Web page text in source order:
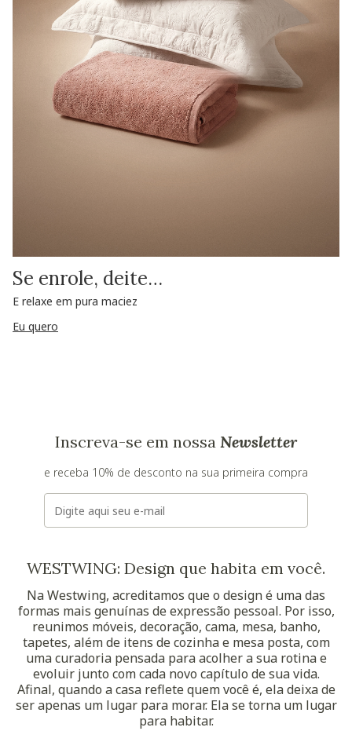
Se enrole, deite…
E relaxe em pura maciez
Eu quero
Inscreva-se em nossa Newsletter
e receba 10% de desconto na sua primeira compra
E-mail
WESTWING: Design que habita em você.
Na Westwing, acreditamos que o design é uma das
formas mais genuínas de expressão pessoal. Por isso,
reunimos móveis, decoração, cama, mesa, banho,
tapetes, além de itens de cozinha e mesa posta, com
uma curadoria pensada para acolher a sua rotina e
evoluir junto com cada novo capítulo de sua vida.
Afinal, quando a casa reflete quem você é, ela deixa de
ser apenas um lugar para morar. Ela se torna um lugar
para habitar.